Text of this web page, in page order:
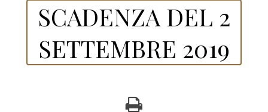
SCADENZA DEL 2
SETTEMBRE 2019